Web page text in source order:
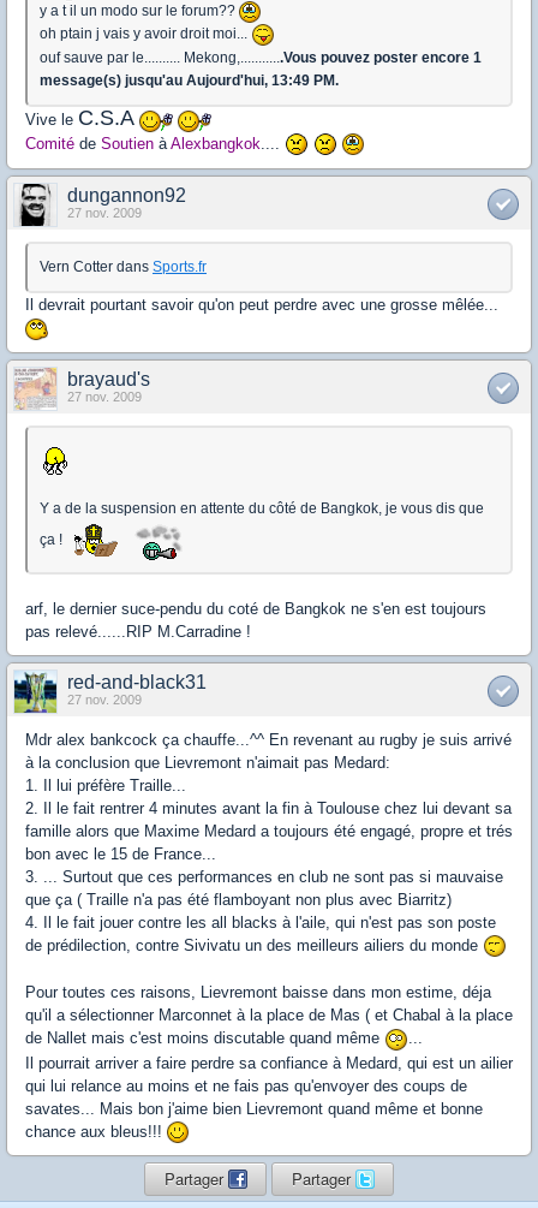
y a t il un modo sur le forum??
oh ptain j vais y avoir droit moi...
ouf sauve par le.......... Mekong,............Vous pouvez poster encore 1
message(s) jusqu'au Aujourd'hui, 13:49 PM.
Vive le C.S.A
Comité de Soutien à Alexbangkok
dungannon92
27 nov. 2009
Vern Cotter dans Sports.fr
Il devrait pourtant savoir qu'on peut perdre avec une grosse mêlée...
brayaud's
27 nov. 2009
Y a de la suspension en attente du côté de Bangkok, je vous dis que
ça !
arf, le dernier suce-pendu du coté de Bangkok ne s'en est toujours
pas relevé......RIP M.Carradine !
red-and-black31
27 nov. 2009
Mdr alex bankcock ça chauffe...^^ En revenant au rugby je suis arrivé
à la conclusion que Lievremont n'aimait pas Medard:
1. Il lui préfère Traille...
2. Il le fait rentrer 4 minutes avant la fin à Toulouse chez lui devant sa
famille alors que Maxime Medard a toujours été engagé, propre et trés
bon avec le 15 de France...
3. ... Surtout que ces performances en club ne sont pas si mauvaise
que ça ( Traille n'a pas été flamboyant non plus avec Biarritz)
4. Il le fait jouer contre les all blacks à l'aile, qui n'est pas son poste
de prédilection, contre Sivivatu un des meilleurs ailiers du monde
Pour toutes ces raisons, Lievremont baisse dans mon estime, déja
qu'il a sélectionner Marconnet à la place de Mas ( et Chabal à la place
de Nallet mais c'est moins discutable quand même
...
Il pourrait arriver a faire perdre sa confiance à Medard, qui est un ailier
qui lui relance au moins et ne fais pas qu'envoyer des coups de
savates... Mais bon j'aime bien Lievremont quand même et bonne
chance aux bleus!!!
Partager Partager